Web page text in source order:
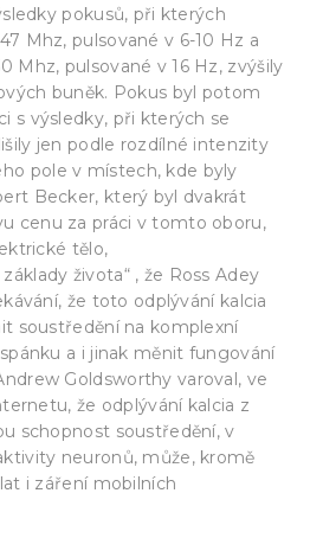
pokusů, při kterých
Mhz, pulsované v 6-10 Hz a
Mhz, pulsované v 16 Hz, zvýšily
buněk. Pokus byl potom
s výsledky, při kterých se
jen podle rozdílné intenzity
pole v místech, kde byly
Becker, který byl dvakrát
cenu za práci v tomto oboru,
tělo,
života“ , že Ross Adey
že toto odplývání kalcia
soustředění na komplexní
a i jinak měnit fungování
Goldsworthy varoval, ve
že odplývání kalcia z
schopnost soustředění, v
neuronů, může, kromě
i záření mobilních